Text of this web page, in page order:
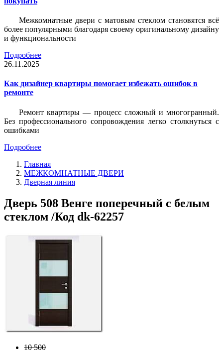
Межкомнатные двери с матовым стеклом становятся всё
более популярными благодаря своему оригинальному дизайну
и функциональности
Подробнее
26.11.2025
Как дизайнер квартиры помогает избежать ошибок в
ремонте
Ремонт квартиры — процесс сложный и многогранный.
Без профессионального сопровождения легко столкнуться с
ошибками
Подробнее
Главная
МЕЖКОМНАТНЫЕ ДВЕРИ
Дверная линия
Дверь 508 Венге поперечный с белым
стеклом /Код dk-62257
10 500